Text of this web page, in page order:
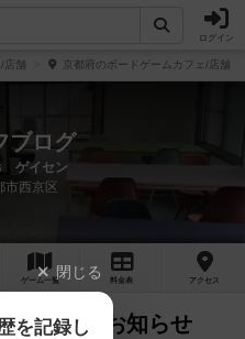
ログイン
舗 京都府のボードゲームカフェ/店舗
ブログ
ゲイセン
市西京区
ゲーム一覧 料金 表 アクセス
ペーンのお知らせ
閉じる
を記録し